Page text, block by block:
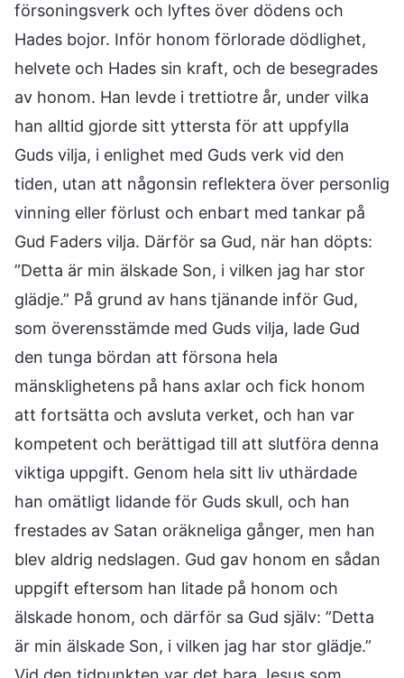
försoningsverk och lyftes över dödens och
Hades bojor. Inför honom förlorade dödlighet,
helvete och Hades sin kraft, och de besegrades
av honom. Han levde i trettiotre år, under vilka
han alltid gjorde sitt yttersta för att uppfylla
Guds vilja, i enlighet med Guds verk vid den
tiden, utan att någonsin reflektera över personlig
vinning eller förlust och enbart med tankar på
Gud Faders vilja. Därför sa Gud, när han döpts:
”Detta är min älskade Son, i vilken jag har stor
glädje.” På grund av hans tjänande inför Gud,
som överensstämde med Guds vilja, lade Gud
den tunga bördan att försona hela
mänsklighetens på hans axlar och fick honom
att fortsätta och avsluta verket, och han var
kompetent och berättigad till att slutföra denna
viktiga uppgift. Genom hela sitt liv uthärdade
han omätligt lidande för Guds skull, och han
frestades av Satan oräkneliga gånger, men han
blev aldrig nedslagen. Gud gav honom en sådan
uppgift eftersom han litade på honom och
älskade honom, och därför sa Gud själv: ”Detta
är min älskade Son, i vilken jag har stor glädje.”